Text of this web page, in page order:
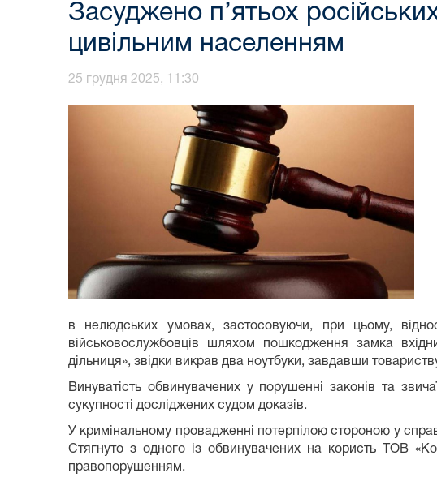
Засуджено п’ятьох
цивільним населенням
25 грудня 2025, 11:30
в нелюдських умовах, застосовуючи, при цьому,
військовослужбовців шляхом пошкодження замка
дільниця», звідки викрав два ноутбуки, завдавши
Винуватість обвинувачених у порушенні законів та
сукупності досліджених судом доказів.
У кримінальному провадженні потерпілою стороною у
Стягнуто з одного із обвинувачених на користь ТОВ
правопорушенням.